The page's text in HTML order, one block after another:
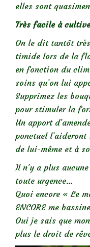
elles sont
Très facile à
On le dit tantôt très
timide lors de la
en fonction du
soins qu’on lui
Supprimez les
pour stimuler la
Un apport
ponctuel
de lui-même et à
Il n’y a plus
toute urgence…
Quoi encore « Le
ENCORE me
Oui je sais que
plus le droit de